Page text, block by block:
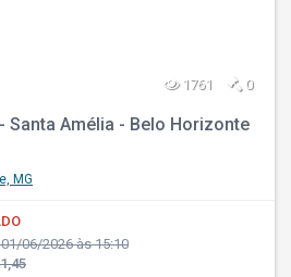
1761 0
Santa Amélia - Belo Horizonte
MG
06/2026 às 15:10